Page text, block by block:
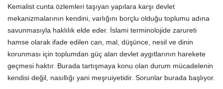
Kemalist cunta özlemleri taşıyan yapılara karşı devlet
mekanizmalarının kendini, varlığını borçlu olduğu toplumu adına
savunmasıyla haklılık elde eder. İslami terminolojide zarureti
hamse olarak ifade edilen can, mal, düşünce, nesil ve dinin
korunması için toplumdan güç alan devlet aygıtlarının harekete
geçmesi haktır. Burada tartışmaya konu olan durum mücadelenin
kendisi değil, nasıllığı yani meşruiyetidir. Sorunlar burada başlıyor.